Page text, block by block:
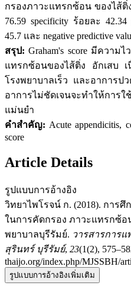
กรองภาวะแทรกซ้อน ของไส้ติ่
76.59 specificity ร้อยละ
45.7 และ negative predictive
สรุป: Graham's score มีความ
แทรกซ้อนของไส้ติ่ง อักเสบ เ
โรงพยาบาลเร็ว และอาการ
อาการไม่ชัดเจนจะทำให้การใ
แม่นยำ
คำสำคัญ: Acute appendicitis,
score
Article Details
รูปแบบการอ้างอิง
วิทยาไพโรจน์ ก. (2018). การศึ
ในการคัดกรอง ภาวะแทรกซ้อ
พยาบาลบุรีรัมย์. วารสารการแ
สุรินทร์ บุรีรัมย์, 23(1(2),
thaijo.org/index.php/MJSSBH/
รูปแบบการอ้างอิงเพิ่มเติม